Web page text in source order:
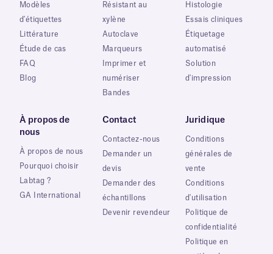
Modèles
d'étiquettes
Littérature
Étude de cas
FAQ
Blog
Résistant au
xylène
Autoclave
Marqueurs
Imprimer et
numériser
Bandes
Histologie
Essais cliniques
Étiquetage
automatisé
Solution
d'impression
À propos de
nous
À propos de nous
Pourquoi choisir
Labtag ?
GA International
Contact
Contactez-nous
Demander un
devis
Demander des
échantillons
Devenir revendeur
Juridique
Conditions
générales de
vente
Conditions
d'utilisation
Politique de
confidentialité
Politique en